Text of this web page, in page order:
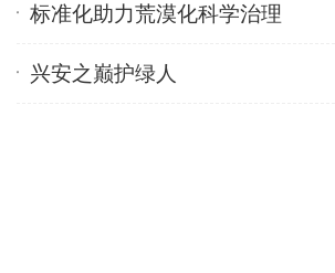
标准化助力荒漠化科学治理
兴安之巅护绿人